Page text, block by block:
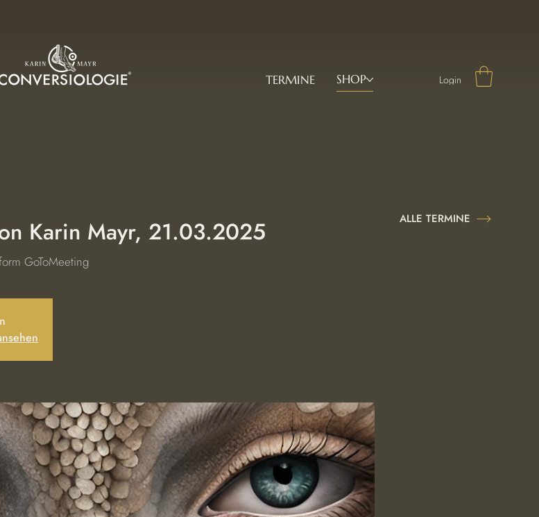
TERMINE SHOP Login
Karin Mayr, 21.03.2025
GoToMeeting
ALLE TERMINE